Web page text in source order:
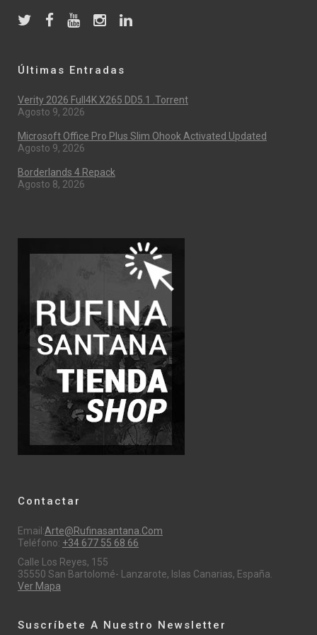
Últimas Entradas
Verity 2026 Full4K X265 DD5.1 .torrent
Agosto 9, 2026
Microsoft Office Pro Plus Slim Ohook Activated Updated
Agosto 9, 2026
Borderlands 4 Repack
Agosto 8, 2026
Contactar
Email:Arte@rufinasantana.com
Teléfono: +34 677 55 68 66
Calle Los Reyes, 155
35550 San Bartolomé- Lanzarote, Islas Canarias, España.
Ver Mapa
Suscríbete A Nuestro Newsletter